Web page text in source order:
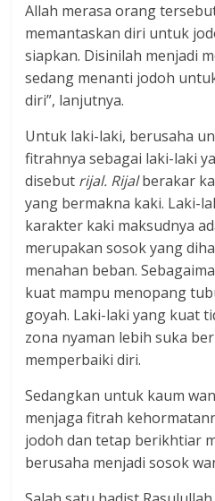
Allah merasa orang
memantaskan diri untuk
siapkan. Disinilah menjadi
sedang menanti jodoh
diri”, lanjutnya.
Untuk laki-laki, berusaha
fitrahnya sebagai laki-laki
disebut rijal. Rijalberakar
yang bermakna kaki. Laki-
karakter kaki maksudnya
merupakan sosok yang
menahan beban.
kuat mampu menopang
goyah. Laki-laki yang kuat
zona nyaman lebih suka
memperbaiki diri.
Sedangkan untuk kaum
menjaga fitrah
jodoh dan tetap berikhtiar
berusaha menjadi sosok